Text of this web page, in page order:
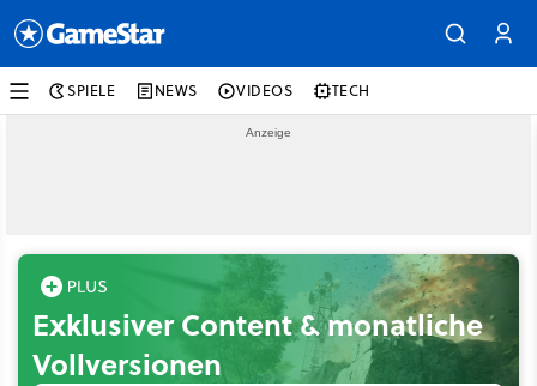
SPIELE NEWS VIDEOS TECH
Exklusiver Content & monatliche
Vollversionen